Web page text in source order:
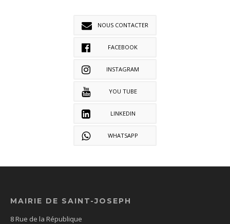
NOUS CONTACTER
FACEBOOK
INSTAGRAM
YOU TUBE
LINKEDIN
WHATSAPP
MAIRIE DE SAINT-JOSEPH
8 Rue de la République